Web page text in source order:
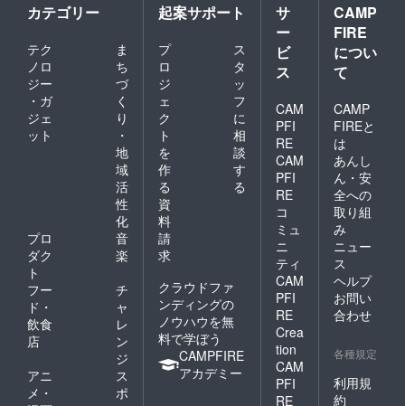
カテゴリー
テク
ノロ
ジー
・ガ
ジェ
ット
ま
ち
づ
く
り
・
地
域
活
性
化
プロ
ダク
ト
音
楽
フー
ド・
飲食
店
チ
ャ
レ
ン
ジ
アニ
メ・
ス
ポ
起案サポート
プ
ロ
ジ
ェ
ク
ト
を
作
る
ス
タ
ッ
フ
に
相
談
す
る
資
料
請
求
クラウドファ
ンディングの
ノウハウを無
料で学ぼう
CAMPFIRE
アカデミー
サ
ー
ビ
ス
CAM
PFI
RE
CAM
PFI
RE
コ
ミュ
ニ
ティ
CAM
PFI
RE
Crea
tion
CAM
PFI
RE
CAMP
FIRE
につい
て
CAMP
FIREと
は
あんし
ん・安
全への
取り組
み
ニュー
ス
ヘルプ
お問い
合わせ
各種規定
利用規
約